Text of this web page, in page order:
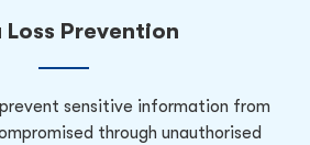
Loss Prevention
sensitive information from
through unauthorised